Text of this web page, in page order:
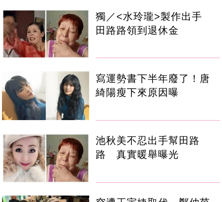
獨／<水玲瓏>製作出手
田路路領到退休金
寫運勢書下半年廢了！唐
綺陽瘦下來原因曝
池秋美不忍出手幫田路
路 真實暖舉曝光